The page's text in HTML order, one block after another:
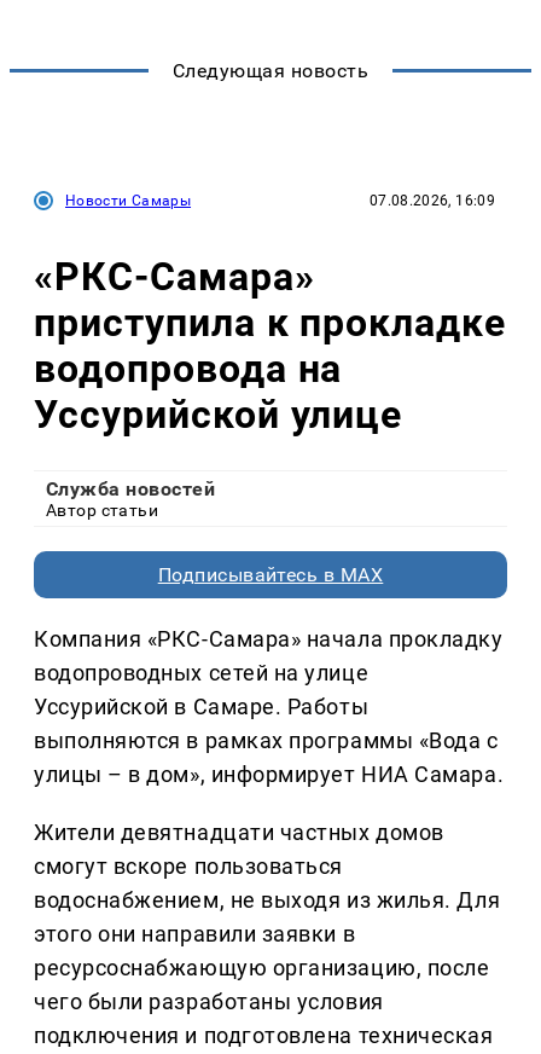
Следующая новость
Новости Самары 07.08.2026, 16:09
«РКС-Самара»
приступила к прокладке
водопровода на
Уссурийской улице
Служба новостей
Автор статьи
Подписывайтесь в MAX
Компания «РКС-Самара» начала прокладку
водопроводных сетей на улице
Уссурийской в Самаре. Работы
выполняются в рамках программы «Вода с
улицы – в дом», информирует НИА Самара.
Жители девятнадцати частных домов
смогут вскоре пользоваться
водоснабжением, не выходя из жилья. Для
этого они направили заявки в
ресурсоснабжающую организацию, после
чего были разработаны условия
подключения и подготовлена техническая